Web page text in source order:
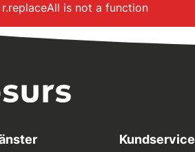
r.replaceAll is not a function
Kundservice